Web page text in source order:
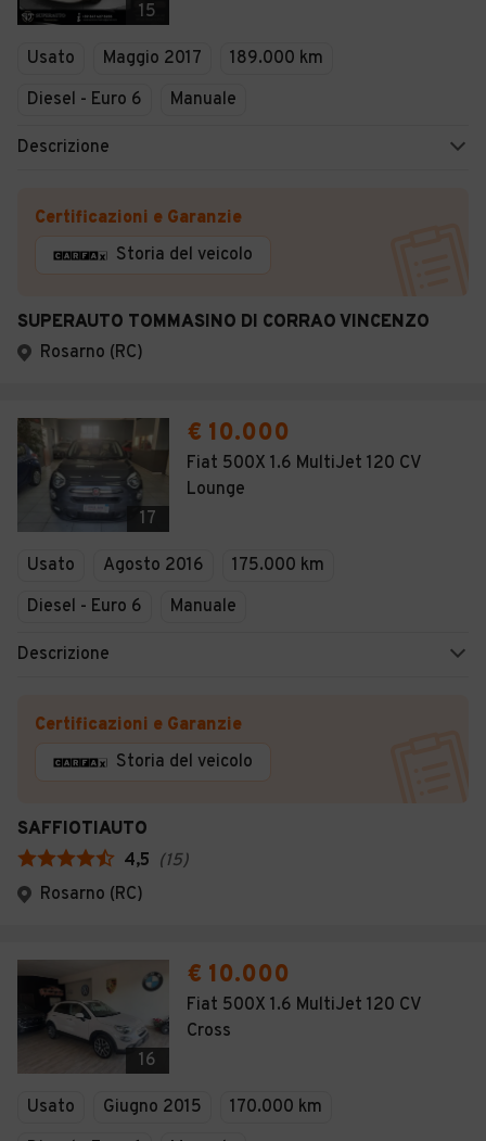
15
Usato Maggio 2017
189.000 km
Diesel - Euro 6
Manuale
Descrizione
Certificazioni e Garanzie
Storia del veicolo
SUPERAUTO TOMMASINO DI CORRAO VINCENZO
Rosarno (RC)
17
€ 10.000
Fiat 500X 1.6 MultiJet 120 CV
Lounge
Usato Agosto 2016
175.000 km
Diesel - Euro 6
Manuale
Descrizione
Certificazioni e Garanzie
Storia del veicolo
SAFFIOTIAUTO
4,5 (15)
Rosarno (RC)
16
€ 10.000
Fiat 500X 1.6 MultiJet 120 CV
Cross
Usato Giugno 2015
170.000 km